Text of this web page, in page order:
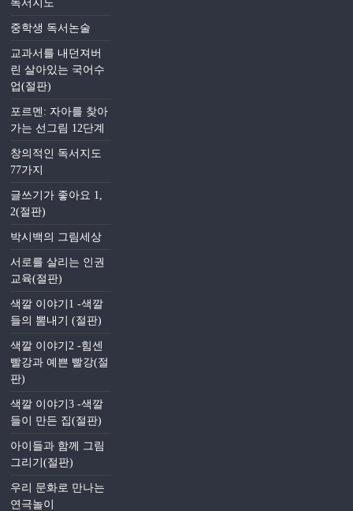
독서지도
중학생 독서논술
교과서를 내던져버
린 살아있는 국어수
업(절판)
포르멘: 자아를 찾아
가는 선그림 12단계
창의적인 독서지도
77가지
글쓰기가 좋아요 1,
2(절판)
박시백의 그림세상
서로를 살리는 인권
교육(절판)
색깔 이야기1 -색깔
들의 뽐내기 (절판)
색깔 이야기2 -힘센
빨강과 예쁜 빨강(절
판)
색깔 이야기3 -색깔
들이 만든 집(절판)
아이들과 함께 그림
그리기(절판)
우리 문화로 만나는
연극놀이